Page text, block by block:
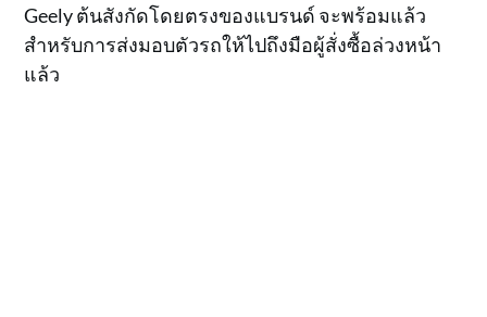
Geely ต้นสังกัดโดยตรงของแบรนด์ จะพร้อมแล้ว
สำหรับการส่งมอบตัวรถให้ไปถึงมือผู้สั่งซื้อล่วงหน้า
แล้ว